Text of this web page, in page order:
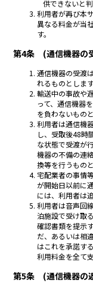
供できないと
利用者が再び本
異なる料金が当
す。
第4条 (通信機器の
通信機器の受渡
れるものとします
輸送中の事故や
って、通信機器
を負わないものと
利用者は通信機
し、受取後48時
な状態で受渡が
機器の不備の連
換等を行うものと
宅配業者の事情
が開始日以前に
には、利用者は
利用者は音声回
泊施設で受け取
確認書類を提示
だ、あるいは相
はこれを承諾す
利用料金を全て
第5条 (通信機器の